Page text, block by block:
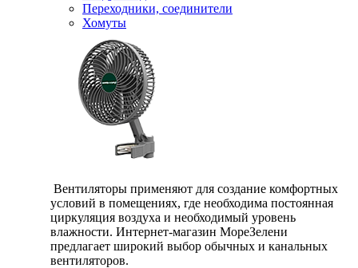
Переходники, соединители
Хомуты
Вентиляторы применяют для создание комфортных
условий в помещениях, где необходима постоянная
циркуляция воздуха и необходимый уровень
влажности. Интернет-магазин МореЗелени
предлагает широкий выбор обычных и канальных
вентиляторов.